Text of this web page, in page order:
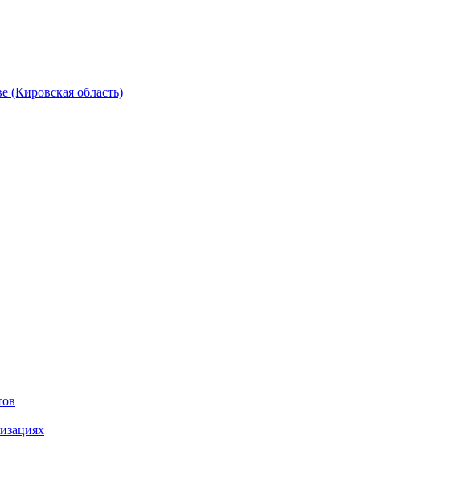
(Кировская область)